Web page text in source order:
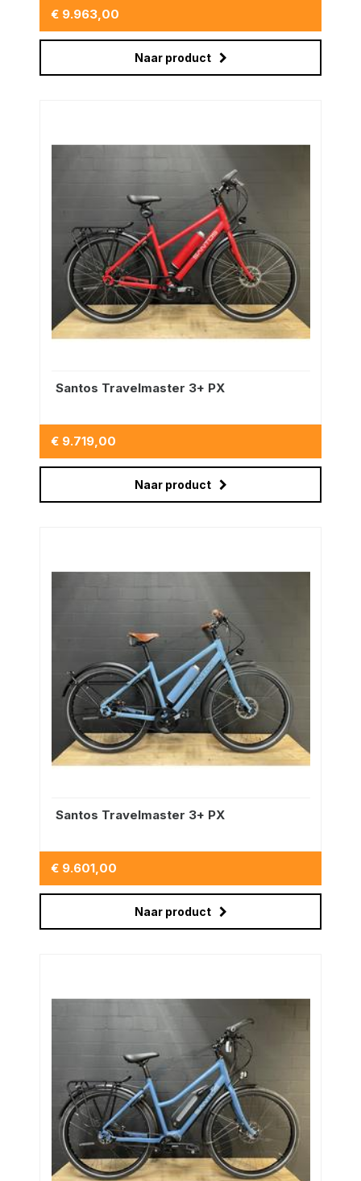
€ 9.963,00
Naar product
Santos Travelmaster 3+ PX
€ 9.719,00
Naar product
Santos Travelmaster 3+ PX
€ 9.601,00
Naar product